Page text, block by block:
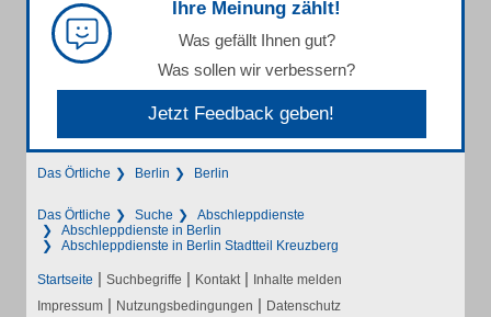
Ihre Meinung zählt!
Was gefällt Ihnen gut?
Was sollen wir verbessern?
Jetzt Feedback geben!
Das Örtliche Berlin Berlin
Das Örtliche Suche
Abschleppdienste
Abschleppdienste in Berlin
Abschleppdienste in Berlin Stadtteil Kreuzberg
Startseite | Suchbegriffe | Kontakt | Inhalte melden
Impressum | Nutzungsbedingungen | Datenschutz